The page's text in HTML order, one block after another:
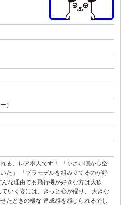
）
る、レア求人です！ 「小さい頃から空
た」 「プラモデルを組み立てるのが好
んな理由でも飛行機が好きな方は大歓
いく姿には、きっと心が躍り、 大きな
たときの様な 達成感を感じられるでし